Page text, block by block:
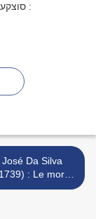
Da Silva
: Le mort
vivant >